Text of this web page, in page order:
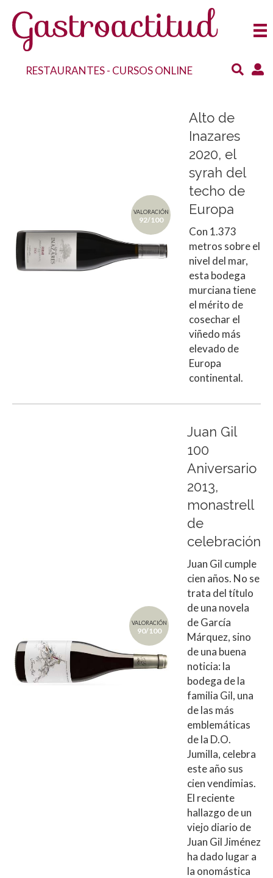
RESTAURANTES- CURSOS ONLINE
VALORACIÓN
92/100
Alto de
Inazares
2020, el
syrah del
techo de
Europa
Con 1.373
metros sobre el
nivel del mar,
esta bodega
murciana tiene
el mérito de
cosechar el
viñedo más
elevado de
Europa
continental.
VALORACIÓN
90/100
Juan Gil
100
Aniversario
2013,
monastrell
de
celebración
Juan Gil cumple
cien años. No se
trata del título
de una novela
de García
Márquez, sino
de una buena
noticia: la
bodega de la
familia Gil, una
de las más
emblemáticas
de la D.O.
Jumilla, celebra
este año sus
cien vendimias.
El reciente
hallazgo de un
viejo diario de
Juan Gil Jiménez
ha dado lugar a
la onomástica